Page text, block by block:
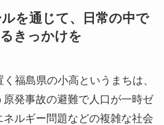
を通じて、日常の中で
きっかけを
福島県の小高というまちは、
発事故の避難で人口が一時ゼ
ネルギー問題などの複雑な社会